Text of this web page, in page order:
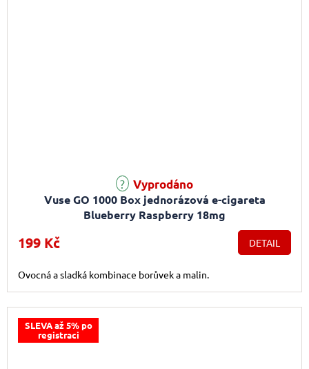
Vuse GO 1000 Box jednorázová e-cigareta
Blueberry Raspberry 18mg
Vyprodáno
199 Kč DETAIL
Ovocná a sladká kombinace borůvek a malin.
SLEVA až 5% po
registraci